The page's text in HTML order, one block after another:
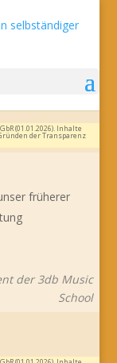
(01.01.2026). Inhalte
der Transparenz
früherer
der 3db Music
School